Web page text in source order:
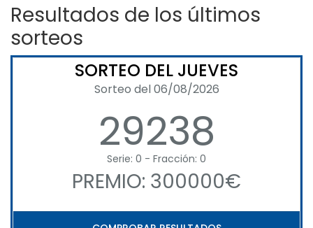
Resultados de los últimos
sorteos
SORTEO DEL JUEVES
Sorteo del 06/08/2026
29238
Serie: 0 - Fracción: 0
PREMIO: 300000€